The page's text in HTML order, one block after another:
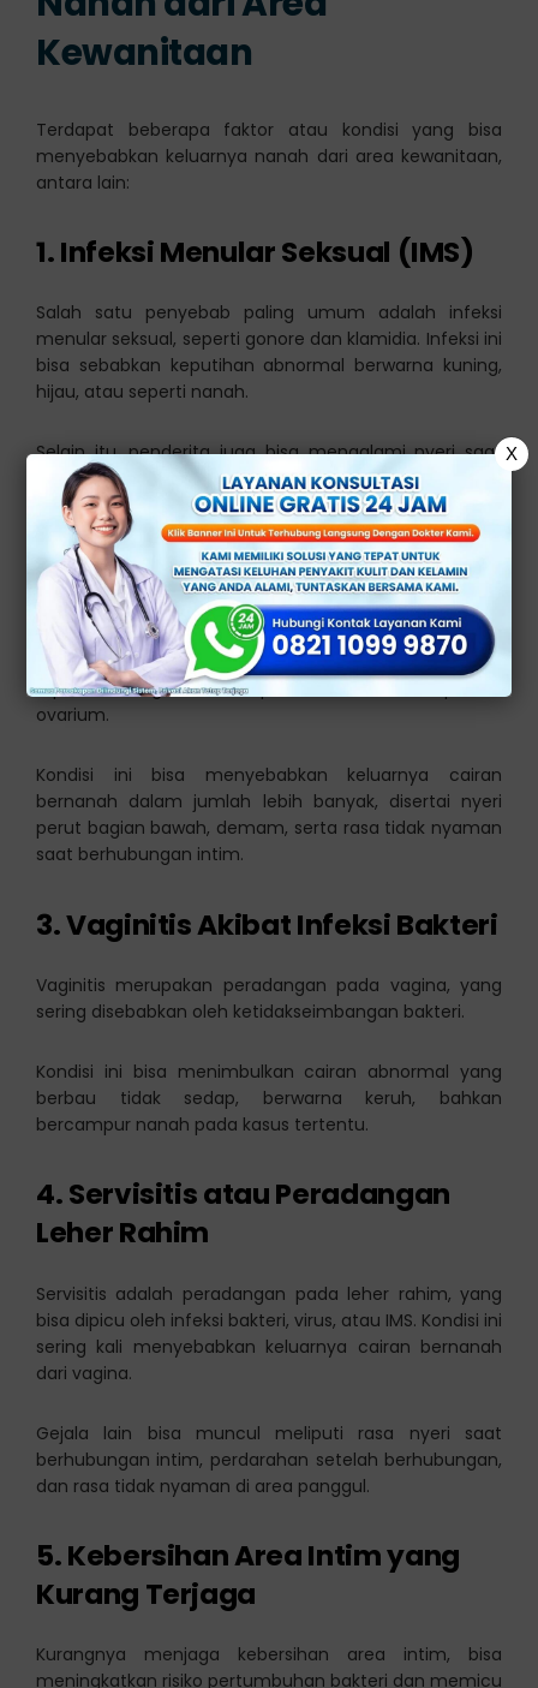
Kewanitaan
Terdapat beberapa faktor atau kondisi yang bisa
menyebabkan keluarnya nanah dari area kewanitaan,
antara lain:
1. Infeksi Menular Seksual (IMS)
Salah satu penyebab paling umum adalah infeksi
menular seksual, seperti gonore dan klamidia. Infeksi ini
bisa sebabkan keputihan abnormal berwarna kuning,
hijau, atau seperti nanah.
Selain itu, penderita juga bisa mengalami nyeri saat
buang air kecil, nyeri panggul, hingga perdarahan di
luar siklus menstruasi.
2. Radang Panggul (PID)
Penyakit radang panggul atau Pelvic Inflammatory
Disease (PID) terjadi ketika infeksi menyebar ke organ
reproduksi bagian atas, seperti rahim, tuba falopi, dan
ovarium.
Kondisi ini bisa menyebabkan keluarnya cairan
bernanah dalam jumlah lebih banyak, disertai nyeri
perut bagian bawah, demam, serta rasa tidak nyaman
saat berhubungan intim.
3. Vaginitis Akibat Infeksi Bakteri
Vaginitis merupakan peradangan pada vagina, yang
sering disebabkan oleh ketidakseimbangan bakteri.
Kondisi ini bisa menimbulkan cairan abnormal yang
berbau tidak sedap, berwarna keruh, bahkan
bercampur nanah pada kasus tertentu.
4. Servisitis atau Peradangan
Leher Rahim
Servisitis adalah peradangan pada leher rahim, yang
bisa dipicu oleh infeksi bakteri, virus, atau IMS. Kondisi ini
sering kali menyebabkan keluarnya cairan bernanah
dari vagina.
Gejala lain bisa muncul meliputi rasa nyeri saat
berhubungan intim, perdarahan setelah berhubungan,
dan rasa tidak nyaman di area panggul.
5. Kebersihan Area Intim yang
Kurang Terjaga
Kurangnya menjaga kebersihan area intim, bisa
meningkatkan risiko pertumbuhan bakteri dan memicu
X